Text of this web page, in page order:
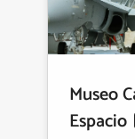
Museo
Espacio